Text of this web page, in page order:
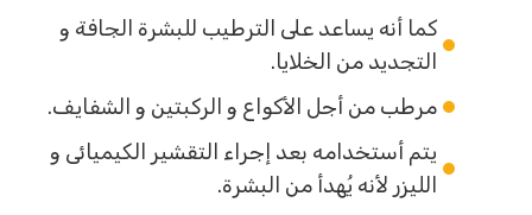
كما أنه يساعد على الترطيب للبشرة الجافة و
التجديد من الخلايا.
مرطب من أجل الأكواع و الركبتين و الشفايف.
يتم أستخدامه بعد إجراء التقشير الكيميائى و
الليزر لأنه يُهدأ من البشرة.